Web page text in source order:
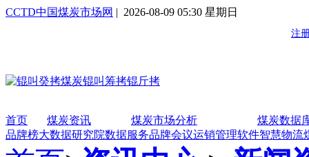
CCTD中国煤炭市场网 | 2026-08-09 05:30 星期日
首页 煤炭资讯 煤炭市场分析
煤炭数据
品牌榜大数据研究院数据服务品牌会议运销管理软件智慧物流